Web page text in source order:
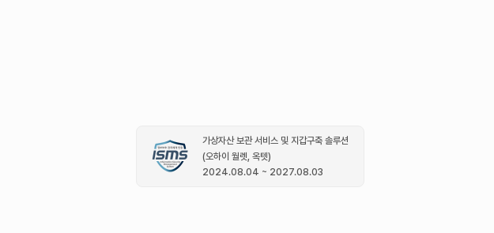
가상자산 보관 서비스 및 지갑구축 솔루션
(오하이 월렛, 옥텟)
2024.08.04 ~ 2027.08.03